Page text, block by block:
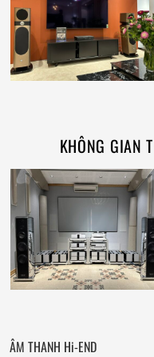
KHÔNG GIAN
ÂM THANH Hi-END